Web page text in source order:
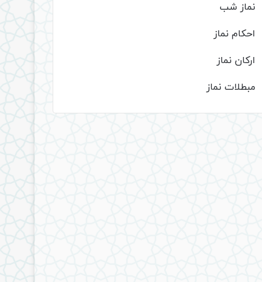
نماز شب
احکام نماز
ارکان نماز
مبطلات نماز